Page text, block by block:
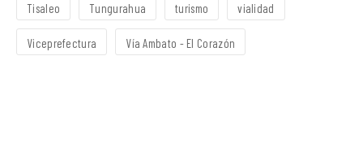
Tisaleo Tungurahua turismo vialidad
Viceprefectura Vía Ambato - El Corazón